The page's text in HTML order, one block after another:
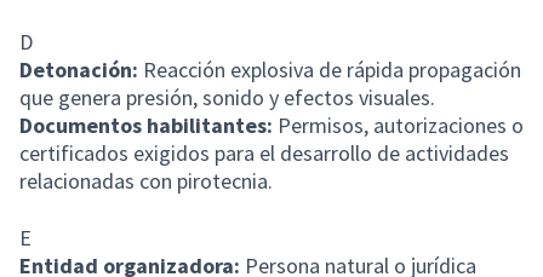
D
Detonación: Reacción explosiva de rápida propagación
que genera presión, sonido y efectos visuales.
Documentos habilitantes: Permisos, autorizaciones o
certificados exigidos para el desarrollo de actividades
relacionadas con pirotecnia.
E
Entidad organizadora: Persona natural o jurídica